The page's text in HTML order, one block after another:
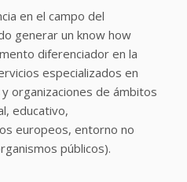
en el campo del
generar un know how
diferenciador en la
especializados en
organizaciones de ámbitos
educativo,
europeos, entorno no
públicos).